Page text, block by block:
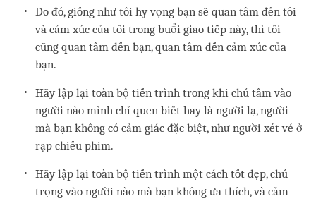
Do đó, giống như tôi hy vọng bạn sẽ quan tâm đến tôi
và cảm xúc của tôi trong buổi giao tiếp này, thì tôi
cũng quan tâm đến bạn, quan tâm đến cảm xúc của
bạn.
Hãy lập lại toàn bộ tiến trình trong khi chú tâm vào
người nào mình chỉ quen biết hay là người lạ, người
mà bạn không có cảm giác đặc biệt, như người xét vé ở
rạp chiếu phim.
Hãy lập lại toàn bộ tiến trình một cách tốt đẹp, chú
trọng vào người nào mà bạn không ưa thích, và cảm